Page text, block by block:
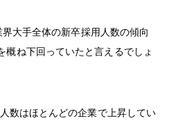
大手全体の新卒採用人数の傾向
概ね下回っていたと言えるでしょ
数はほとんどの企業で上昇してい